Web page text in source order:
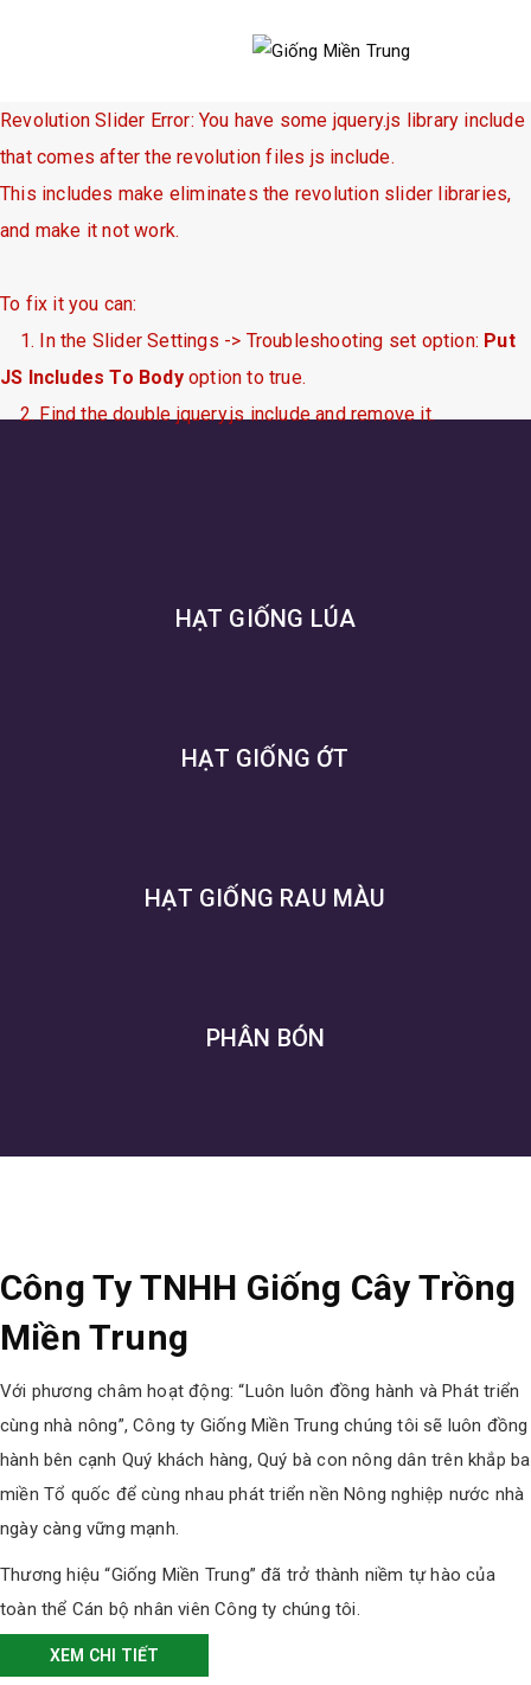
Revolution Slider Error: You have some jquery.js library include
that comes after the revolution files js include.
This includes make eliminates the revolution slider libraries,
and make it not work.
To fix it you can:
1. In the Slider Settings -> Troubleshooting set option: Put
JS Includes To Bodyoption to true.
2. Find the double jquery.js include and remove it.
HẠT GIỐNG LÚA
HẠT GIỐNG ỚT
HẠT GIỐNG RAU MÀU
PHÂN BÓN
Công Ty TNHH Giống Cây Trồng
Miền Trung
Với phương châm hoạt động: “Luôn luôn đồng hành và Phát triển
cùng nhà nông”, Công ty Giống Miền Trung chúng tôi sẽ luôn đồng
hành bên cạnh Quý khách hàng, Quý bà con nông dân trên khắp ba
miền Tổ quốc để cùng nhau phát triển nền Nông nghiệp nước nhà
ngày càng vững mạnh.
Thương hiệu “Giống Miền Trung” đã trở thành niềm tự hào của
toàn thể Cán bộ nhân viên Công ty chúng tôi.
XEM CHI TIẾT